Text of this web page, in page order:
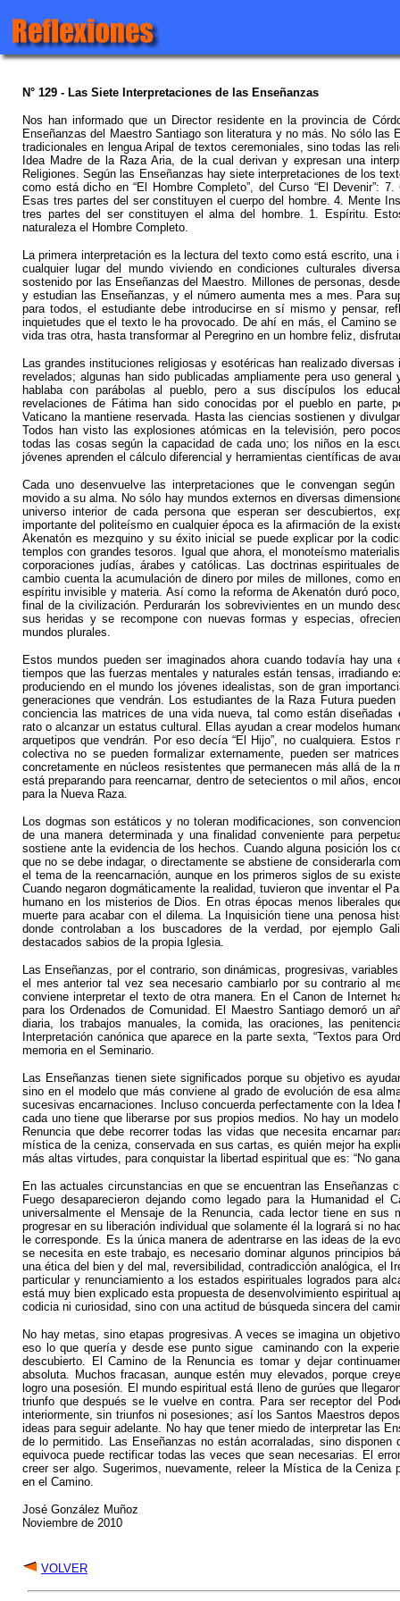
N° 129 - Las Siete Interpretaciones de las Enseñanzas
Nos han informado que un Director residente en la provincia de
Enseñanzas del Maestro Santiago son literatura y no más. No sólo las
tradicionales en lengua Aripal de textos ceremoniales, sino todas las
Idea Madre de la Raza Aria, de la cual derivan y expresan una
Religiones. Según las Enseñanzas hay siete interpretaciones de los
como está dicho en “El Hombre Completo”, del Curso “El Devenir”:
Esas tres partes del ser constituyen el cuerpo del hombre. 4. Mente
tres partes del ser constituyen el alma del hombre. 1. Espíritu.
naturaleza el Hombre Completo.
La primera interpretación es la lectura del texto como está escrito, una
cualquier lugar del mundo viviendo en condiciones culturales
sostenido por las Enseñanzas del Maestro. Millones de personas,
y estudian las Enseñanzas, y el número aumenta mes a mes. Para
para todos, el estudiante debe introducirse en sí mismo y pensar,
inquietudes que el texto le ha provocado. De ahí en más, el Camino
vida tras otra, hasta transformar al Peregrino en un hombre feliz,
Las grandes instituciones religiosas y esotéricas han realizado
revelados; algunas han sido publicadas ampliamente pera uso
hablaba con parábolas al pueblo, pero a sus discípulos los
revelaciones de Fátima han sido conocidas por el pueblo en parte,
Vaticano la mantiene reservada. Hasta las ciencias sostienen y
Todos han visto las explosiones atómicas en la televisión, pero
todas las cosas según la capacidad de cada uno; los niños en la
jóvenes aprenden el cálculo diferencial y herramientas científicas de
Cada uno desenvuelve las interpretaciones que le convengan
movido a su alma. No sólo hay mundos externos en diversas
universo interior de cada persona que esperan ser descubiertos,
importante del politeísmo en cualquier época es la afirmación de la
Akenatón es mezquino y su éxito inicial se puede explicar por la
templos con grandes tesoros. Igual que ahora, el monoteísmo
corporaciones judías, árabes y católicas. Las doctrinas espirituales
cambio cuenta la acumulación de dinero por miles de millones, como
espíritu invisible y materia. Así como la reforma de Akenatón duró
final de la civilización. Perdurarán los sobrevivientes en un mundo
sus heridas y se recompone con nuevas formas y especias,
mundos plurales.
Estos mundos pueden ser imaginados ahora cuando todavía hay
tiempos que las fuerzas mentales y naturales están tensas, irradiando
produciendo en el mundo los jóvenes idealistas, son de gran
generaciones que vendrán. Los estudiantes de la Raza Futura
conciencia las matrices de una vida nueva, tal como están
rato o alcanzar un estatus cultural. Ellas ayudan a crear modelos
arquetipos que vendrán. Por eso decía “El Hijo”, no cualquiera.
colectiva no se pueden formalizar externamente, pueden ser
concretamente en núcleos resistentes que permanecen más allá de la
está preparando para reencarnar, dentro de setecientos o mil años,
para la Nueva Raza.
Los dogmas son estáticos y no toleran modificaciones, son
de una manera determinada y una finalidad conveniente para
sostiene ante la evidencia de los hechos. Cuando alguna posición los
que no se debe indagar, o directamente se abstiene de considerarla
el tema de la reencarnación, aunque en los primeros siglos de su
Cuando negaron dogmáticamente la realidad, tuvieron que inventar el
humano en los misterios de Dios. En otras épocas menos liberales
muerte para acabar con el dilema. La Inquisición tiene una penosa
donde controlaban a los buscadores de la verdad, por ejemplo
destacados sabios de la propia Iglesia.
Las Enseñanzas, por el contrario, son dinámicas, progresivas,
el mes anterior tal vez sea necesario cambiarlo por su contrario al
conviene interpretar el texto de otra manera. En el Canon de Internet
para los Ordenados de Comunidad. El Maestro Santiago demoró un
diaria, los trabajos manuales, la comida, las oraciones, las
Interpretación canónica que aparece en la parte sexta, “Textos para
memoria en el Seminario.
Las Enseñanzas tienen siete significados porque su objetivo es
sino en el modelo que más conviene al grado de evolución de esa
sucesivas encarnaciones. Incluso concuerda perfectamente con la
cada uno tiene que liberarse por sus propios medios. No hay un
Renuncia que debe recorrer todas las vidas que necesita encarnar
mística de la ceniza, conservada en sus cartas, es quién mejor ha
más altas virtudes, para conquistar la libertad espiritual que es: “No
En las actuales circunstancias en que se encuentran las Enseñanzas
Fuego desaparecieron dejando como legado para la Humanidad el
universalmente el Mensaje de la Renuncia, cada lector tiene en sus
progresar en su liberación individual que solamente él la logrará si no
le corresponde. Es la única manera de adentrarse en las ideas de la
se necesita en este trabajo, es necesario dominar algunos principios
una ética del bien y del mal, reversibilidad, contradicción analógica, el
particular y renunciamiento a los estados espirituales logrados para
está muy bien explicado esta propuesta de desenvolvimiento espiritual
codicia ni curiosidad, sino con una actitud de búsqueda sincera del
No hay metas, sino etapas progresivas. A veces se imagina un
eso lo que quería y desde ese punto sigue caminando con la
descubierto. El Camino de la Renuncia es tomar y dejar
absoluta. Muchos fracasan, aunque estén muy elevados, porque
logro una posesión. El mundo espiritual está lleno de gurúes que
triunfo que después se le vuelve en contra. Para ser receptor del
interiormente, sin triunfos ni posesiones; así los Santos Maestros
ideas para seguir adelante. No hay que tener miedo de interpretar las
de lo permitido. Las Enseñanzas no están acorraladas, sino
equivoca puede rectificar todas las veces que sean necesarias. El
creer ser algo. Sugerimos, nuevamente, releer la Mística de la Ceniza
en el Camino.
José González Muñoz
Noviembre de 2010
VOLVER